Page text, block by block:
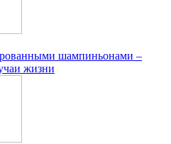
шампиньонами –
жизни